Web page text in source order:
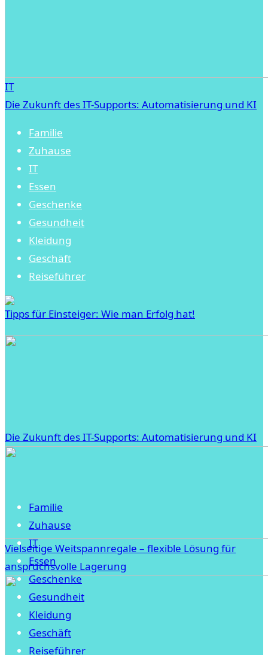
IT
Die Zukunft des IT-Supports: Automatisierung und KI
Familie
Zuhause
IT
Essen
Geschenke
Gesundheit
Kleidung
Geschäft
Reiseführer
Tipps für Einsteiger: Wie man Erfolg hat!
Die Zukunft des IT-Supports: Automatisierung und KI
Vielseitige Weitspannregale – flexible Lösung für
anspruchsvolle Lagerung
Familie
Zuhause
IT
Essen
Geschenke
Gesundheit
Kleidung
Geschäft
Reiseführer